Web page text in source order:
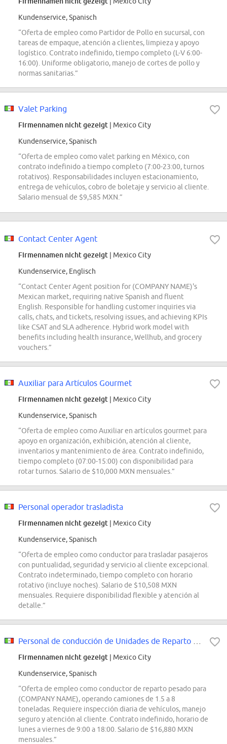
Kundenservice, Spanisch
“Oferta de empleo como Partidor de Pollo en sucursal, con
tareas de empaque, atención a clientes, limpieza y apoyo
logístico. Contrato indefinido, tiempo completo (L-V 6:00-
16:00). Uniforme obligatorio, manejo de cortes de pollo y
normas sanitarias.”
Valet Parking
Firmennamen nicht gezeigt | Mexico City
Kundenservice, Spanisch
“Oferta de empleo como valet parking en México, con
contrato indefinido a tiempo completo (7:00-23:00, turnos
rotativos). Responsabilidades incluyen estacionamiento,
entrega de vehículos, cobro de boletaje y servicio al cliente.
Salario mensual de $9,585 MXN.”
Contact Center Agent
Firmennamen nicht gezeigt | Mexico City
Kundenservice, Englisch
“Contact Center Agent position for (COMPANY NAME)'s
Mexican market, requiring native Spanish and fluent
English. Responsible for handling customer inquiries via
calls, chats, and tickets, resolving issues, and achieving KPIs
like CSAT and SLA adherence. Hybrid work model with
benefits including health insurance, Wellhub, and grocery
vouchers.”
Auxiliar para Artículos Gourmet
Firmennamen nicht gezeigt | Mexico City
Kundenservice, Spanisch
“Oferta de empleo como Auxiliar en artículos gourmet para
apoyo en organización, exhibición, atención al cliente,
inventarios y mantenimiento de área. Contrato indefinido,
tiempo completo (07:00-15:00) con disponibilidad para
rotar turnos. Salario de $10,000 MXN mensuales.”
Personal operador trasladista
Firmennamen nicht gezeigt | Mexico City
Kundenservice, Spanisch
“Oferta de empleo como conductor para trasladar pasajeros
con puntualidad, seguridad y servicio al cliente excepcional.
Contrato indeterminado, tiempo completo con horario
rotativo (incluye noches). Salario de $10,508 MXN
mensuales. Requiere disponibilidad flexible y atención al
detalle.”
Firmennamen nicht gezeigt | Mexico City
Kundenservice, Spanisch
“Oferta de empleo como conductor de reparto pesado para
(COMPANY NAME), operando camiones de 1.5 a 8
toneladas. Requiere inspección diaria de vehículos, manejo
seguro y atención al cliente. Contrato indefinido, horario de
lunes a viernes de 9:00 a 18:00. Salario de $16,880 MXN
mensuales.”